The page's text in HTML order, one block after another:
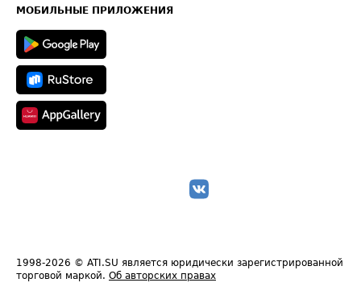
Техническая информация
МОБИЛЬНЫЕ ПРИЛОЖЕНИЯ
1998-2026 © ATI.SU является юридически зарегистрированной
торговой маркой. Об авторских правах